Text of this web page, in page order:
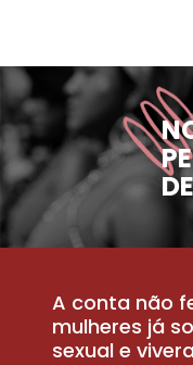
A conta não
mulheres já
sexual e